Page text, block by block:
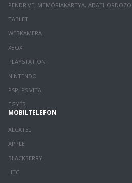
PENDRIVE, MEMÓRIAKÁRTYA, ADATHORDOZÓ
TABLET
WEBKAMERA
XBOX
PLAYSTATION
NINTENDO
PSP, PS VITA
EGYÉB
MOBILTELEFON
ALCATEL
APPLE
BLACKBERRY
HTC